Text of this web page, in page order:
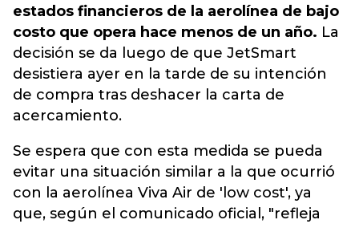
estados financieros de la aerolínea de bajo
costo que opera hace menos de un año. La
decisión se da luego de que JetSmart
desistiera ayer en la tarde de su intención
de compra tras deshacer la carta de
acercamiento.
Se espera que con esta medida se pueda
evitar una situación similar a la que ocurrió
con la aerolínea Viva Air de 'low cost', ya
que, según el comunicado oficial, "refleja